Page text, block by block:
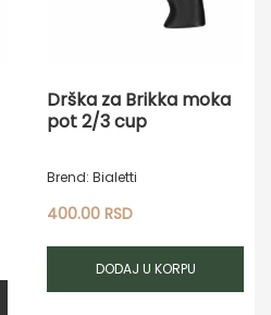
Drška za Brikka moka
pot 2/3 cup
Brend: Bialetti
400.00RSD
DODAJ U KORPU